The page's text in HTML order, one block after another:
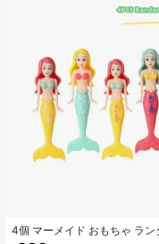
ィーンのための靴下の中入れ
覚的なおもちゃ、ボール、バ
4個 マーメイド おもちゃ ラン